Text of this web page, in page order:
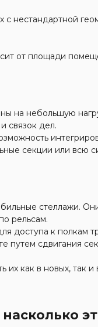
нестандартной
от площади
на небольшую
связок дел.
секции или всю
стеллажи.
рельсам.
доступа к полкам
путем сдвигания
их как в новых, так и